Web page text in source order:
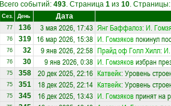
Всего событий: 493. Страница 1 из 10. Страницы:
Сез. День Дата
77 136 3 мая 2026, 17:43 Янг Баффалоз: И.
76 319 16 мар 2026, 15:38 И. Гомзяковпокинул
76 32 9 янв 2026, 22:58 Прайд оф Голл Хилл: И.
76 30 9 янв 2026, 0:38 И. Гомзяковизбран
75 358 20 дек 2025, 22:16 Катвейк: Уровень
75 351 18 дек 2025, 22:14 Катвейк: Уровень
75 345 16 дек 2025, 13:43 И. Гомзяковпринят на